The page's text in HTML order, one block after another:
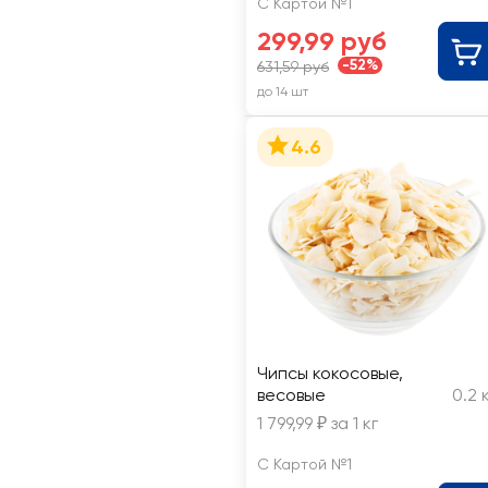
299,99 руб
631,59 руб -52%
до 14 шт
4.6
Чипсы кокосовые,
весовые
0.2
1 799,99 ₽ за 1 кг
С Картой №1